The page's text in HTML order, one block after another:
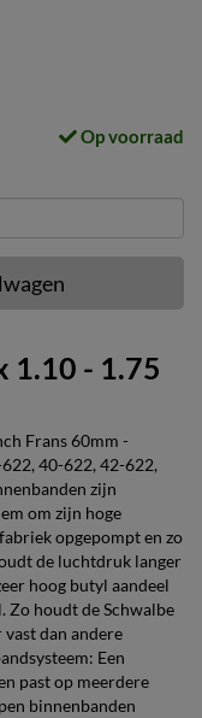
Op voorraad
1.10 - 1.75
Frans 60mm -
40-622, 42-622,
zijn
om zijn hoge
opgepompt en zo
de luchtdruk langer
hoog butyl aandeel
Zo houdt de Schwalbe
dan andere
Een
past op meerdere
binnenbanden